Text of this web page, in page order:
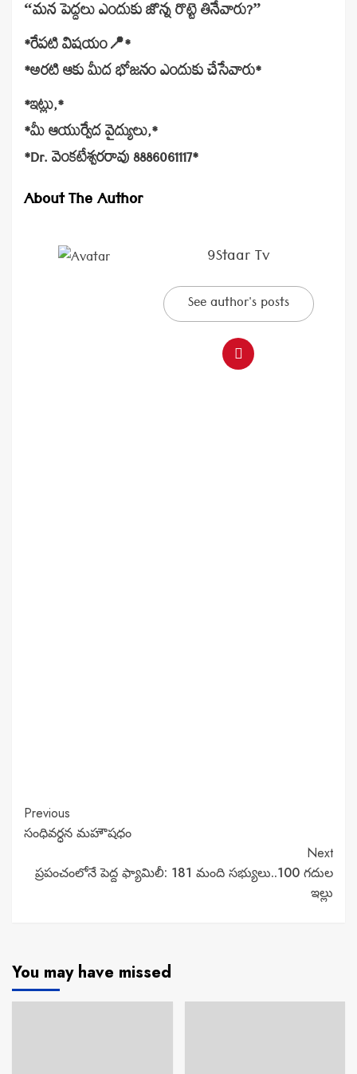
“మన పెద్దలు ఎందుకు జొన్న రొట్టె తినేవారు?”
*రేపటి విషయం📍*
*అరటి ఆకు మీద భోజనం ఎందుకు చేసేవారు*
*ఇట్లు,*
*మీ ఆయుర్వేద వైద్యులు,*
*Dr. వెంకటేశ్వరరావు 8886061117*
About The Author
9Staar Tv
See author's posts
Continue
Reading
Previous
సంధివర్ధన మహౌషధం
Next
ప్రపంచంలోనే పెద్ద ఫ్యామిలీ: 181 మంది సభ్యులు..100 గదుల
ఇల్లు
You may have missed